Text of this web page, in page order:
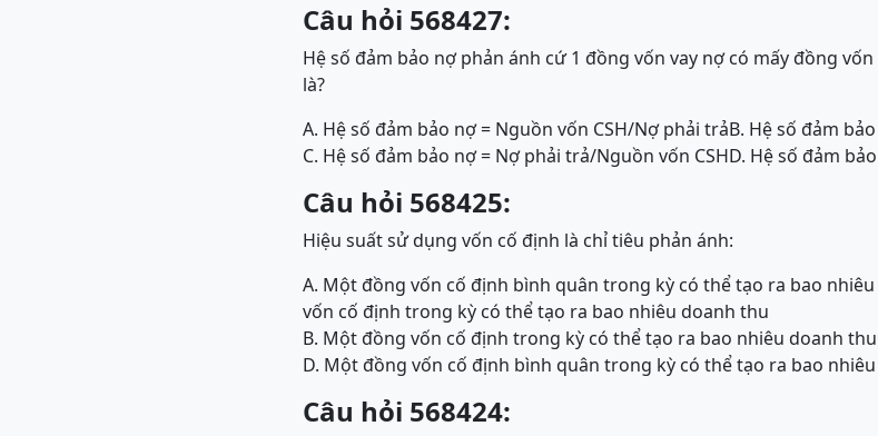
Câu hỏi 568427:
Hệ số đảm bảo nợ phản ánh cứ 1 đồng vốn vay nợ có mấy đồng
là?
A. Hệ số đảm bảo nợ = Nguồn vốn CSH/Nợ phải trảB. Hệ số đảm
C. Hệ số đảm bảo nợ = Nợ phải trả/Nguồn vốn CSHD. Hệ số đảm
Câu hỏi 568425:
Hiệu suất sử dụng vốn cố định là chỉ tiêu phản ánh:
A. Một đồng vốn cố định bình quân trong kỳ có thể tạo ra bao
vốn cố định trong kỳ có thể tạo ra bao nhiêu doanh thu
B. Một đồng vốn cố định trong kỳ có thể tạo ra bao nhiêu doanh thu
D. Một đồng vốn cố định bình quân trong kỳ có thể tạo ra bao
Câu hỏi 568424: